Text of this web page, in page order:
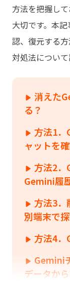
方法を把握し
大切です。本
認、復元する
対処法について
消えた
る？
方法1．
ャットを
方法2．
Gemini履
方法3．
別端末で
方法4．
Gemini
データか